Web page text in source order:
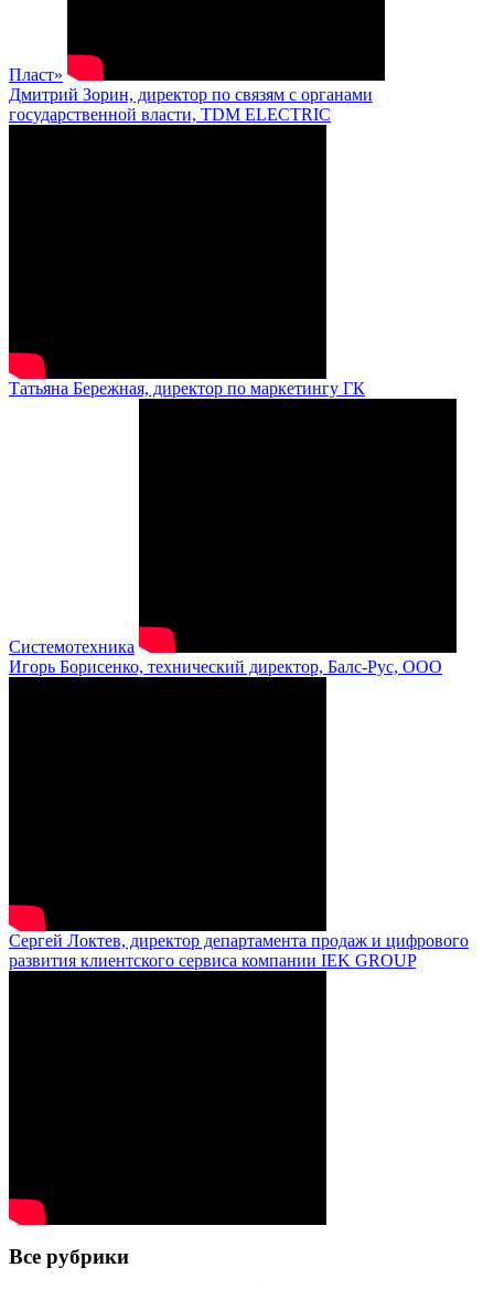
Пласт»
Дмитрий Зорин, директор по связям с органами
государственной власти, TDM ELECTRIC
Татьяна Бережная, директор по маркетингу ГК
Системотехника
Игорь Борисенко, технический директор, Балс-Рус, ООО
Сергей Локтев, директор департамента продаж и цифрового
развития клиентского сервиса компании IEK GROUP
Все рубрики